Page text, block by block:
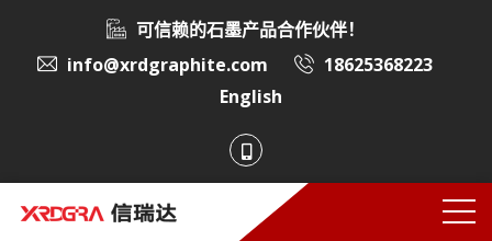
可信赖的石墨产品合作伙伴！
info@xrdgraphite.com
18625368223
English